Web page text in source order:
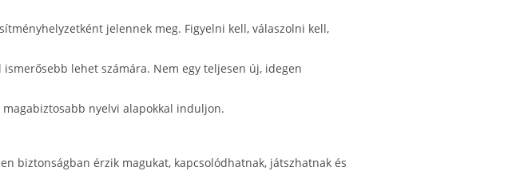
jelennek meg. Figyelni kell, válaszolni kell,
lehet számára. Nem egy teljesen új, idegen
magabiztosabb nyelvi alapokkal induljon.
biztonságban érzik magukat, kapcsolódhatnak, játszhatnak és